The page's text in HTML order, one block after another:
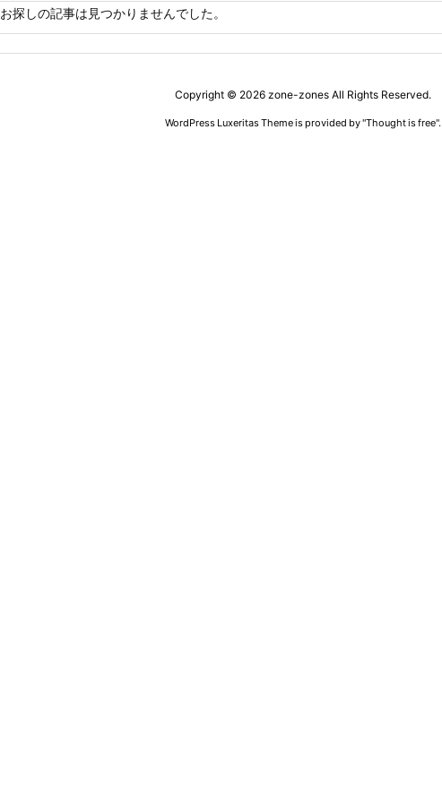
お探しの記事は見つかりませんでした。
Copyright © 2026 zone-zones All Rights Reserved.
WordPress Luxeritas Theme is provided by "Thought is free".